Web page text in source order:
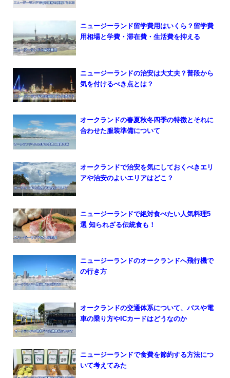
ニュージーランド留学費用はいくら？留学費
用相場と学費・滞在費・生活費を抑える
ニュージーランドの治安は大丈夫？普段から
気を付けるべき点とは？
オークランドの春夏秋冬四季の特徴とそれに
合わせた服装準備について
オークランドで治安を気にしておくべきエリ
アや治安のよいエリアはどこ？
ニュージーランドで絶対食べたい人気料理5
選 知られざる伝統食も！
ニュージーランドのオークランドへ飛行機で
の行き方
オークランドの交通体系について、バスや電
車の乗り方やICカードはどうなのか
ニュージーランドで食費を節約する方法につ
いて考えてみた